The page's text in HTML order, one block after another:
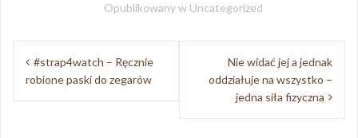
Opublikowany w Uncategorized
Nawigacja
wpisu
#strap4watch – Ręcznie
robione paski do zegarów
Nie widać jej a jednak
oddziałuje na wszystko –
jedna siła fizyczna